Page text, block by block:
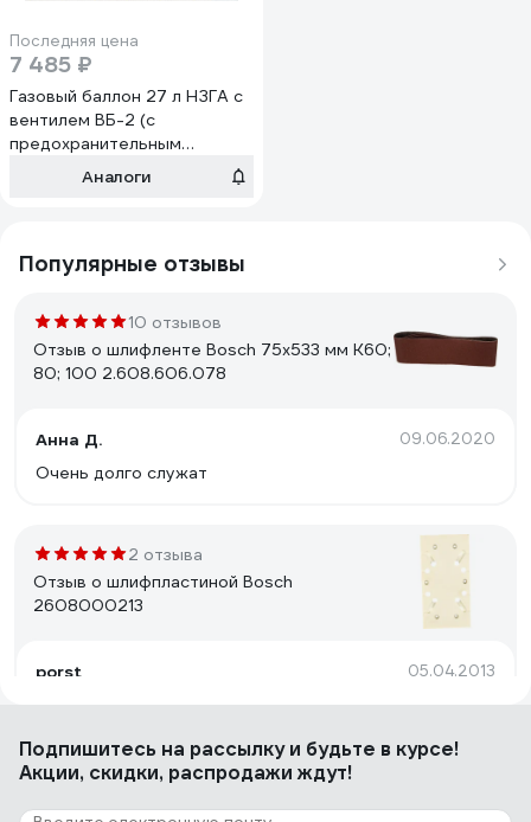
Последняя цена
7 485 ₽
Газовый баллон 27 л НЗГА с
вентилем ВБ-2 (с
предохранительным
клапаном) Royal Family 101-
Аналоги
Популярные отзывы
10 отзывов
Отзыв о шлифленте Bosch 75х533 мм К60;
80; 100 2.608.606.078
Анна Д. 09.06.2020
Очень долго служат
2 отзыва
Отзыв о шлифпластиной Bosch
2608000213
porst 05.04.2013
Отличный,выносливый инструмент.Очень удобные
15 отзывов
Подпишитесь на рассылкуи будьте в курсе!
Акции, скидки, распродажи ждут!